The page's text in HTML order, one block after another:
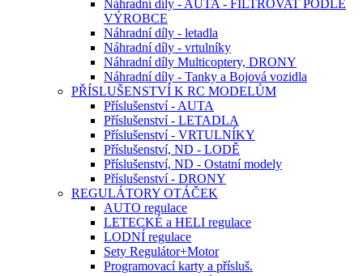
Náhradní díly - AUTA - FILTROVAT PODLE
VÝROBCE
Náhradní díly - letadla
Náhradní díly - vrtulníky
Náhradní díly Multicoptery, DRONY
Náhradní díly - Tanky a Bojová vozidla
PŘÍSLUŠENSTVÍ K RC MODELŮM
Příslušenství - AUTA
Příslušenství - LETADLA
Příslušenství - VRTULNÍKY
Příslušenství, ND - LODĚ
Příslušenství, ND - Ostatní modely
Příslušenství - DRONY
REGULÁTORY OTÁČEK
AUTO regulace
LETECKÉ a HELI regulace
LODNÍ regulace
Sety Regulátor+Motor
Programovací karty a přísluš.